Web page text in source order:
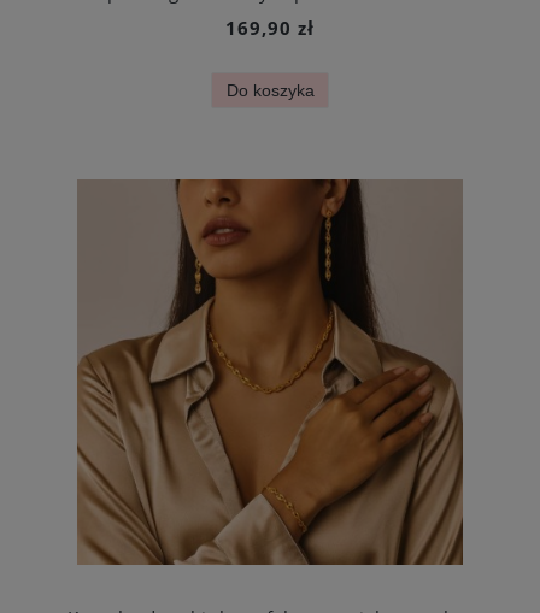
169,90 zł
Do koszyka